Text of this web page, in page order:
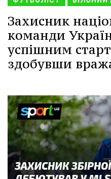
Захисник
команди
успішним
здобувши